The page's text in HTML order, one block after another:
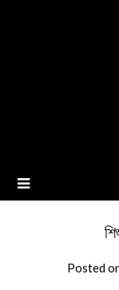
Posted